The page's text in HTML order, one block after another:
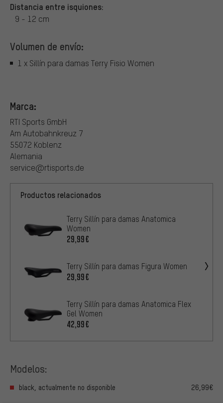
Distancia entre isquiones:
9 - 12 cm
Volumen de envío:
1 x Sillín para damas Terry Fisio Women
Marca:
RTI Sports GmbH
Am Autobahnkreuz 7
55072 Koblenz
Alemania
service@rtisports.de
Productos relacionados
Terry Sillín para damas Anatomica
Women
29,99€
Terry Sillín para damas Figura Women
29,99€
Terry Sillín para damas Anatomica Flex
Gel Women
42,99€
Modelos:
black, actualmente no disponible 26,99€